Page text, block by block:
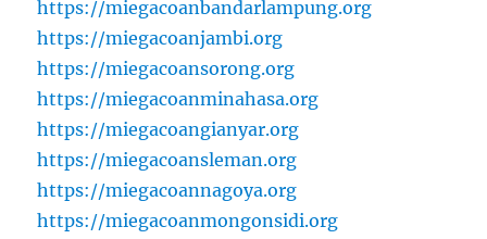
https://miegacoanbandarlampung.org
https://miegacoanjambi.org
https://miegacoansorong.org
https://miegacoanminahasa.org
https://miegacoangianyar.org
https://miegacoansleman.org
https://miegacoannagoya.org
https://miegacoanmongonsidi.org